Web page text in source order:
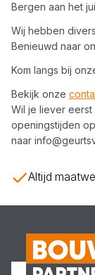
Bergen aan het
Wij hebben
Benieuwd naar
Kom langs bij
Bekijk onze
Wil je liever eerst
openingstijden op
naar
Altijd